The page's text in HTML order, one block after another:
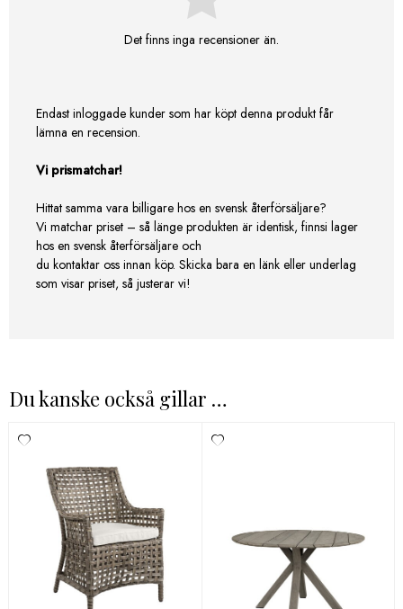
Det finns inga recensioner än.
Endast inloggade kunder som har köpt denna produkt får
lämna en recension.
Vi prismatchar!
Hittat samma vara billigare hos en svensk återförsäljare?
Vi matchar priset – så länge produkten är identisk, finnsi lager
hos en svensk återförsäljare och
du kontaktar oss innan köp. Skicka bara en länk eller underlag
som visar priset, så justerar vi!
Du kanske också gillar …